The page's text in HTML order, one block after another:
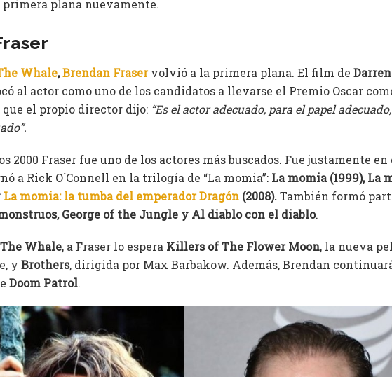
primera plana nuevamente.
Whale,Brendan Fraservolvió a la primera plana. El film de Darren
al actor como uno de los candidatos a llevarse el Premio Oscar
que el propio director dijo: “Es el actor adecuado, para el papel
2000 Fraser fue uno de los actores más buscados. Fue justamente en
a Rick O´Connell en la trilogía de “La momia”: La momia (1999), La
La momia: la tumba del emperador Dragón (2008).También formó
George of the Jungle y Al diablo con el diablo.
The Whale, a Fraser lo espera Killers of The Flower Moon, la nueva
y Brothers, dirigida por Max Barbakow. Además, Brendan
Doom Patrol.